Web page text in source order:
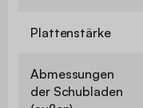
Plattenstärke
Abmessungen
der Schubladen